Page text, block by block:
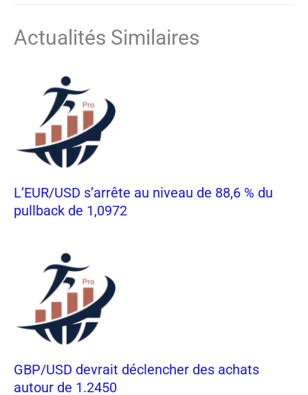
Actualités Similaires
L’EUR/USD s’arrête au niveau de 88,6 % du
pullback de 1,0972
GBP/USD devrait déclencher des achats
autour de 1.2450